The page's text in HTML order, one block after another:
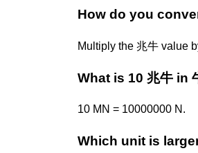
How do you
Multiply the 兆牛 value
What is 10 兆牛 in
10 MN = 10000000 N.
Which unit is